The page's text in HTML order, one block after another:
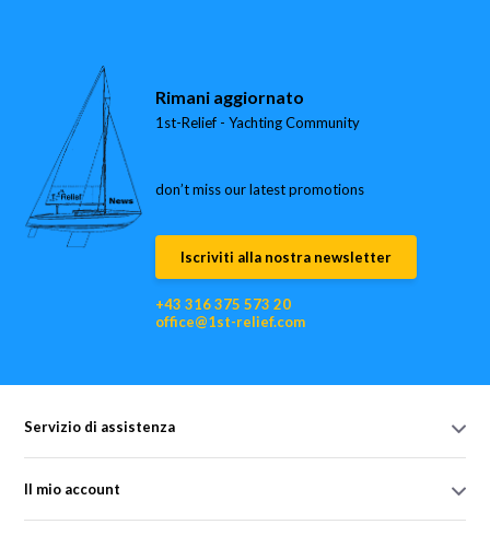
Rimani aggiornato
1st-Relief - Yachting Community
don’t miss our latest promotions
Iscriviti alla nostra newsletter
+43 316 375 573 20
office@1st-relief.com
Servizio di assistenza
Il mio account